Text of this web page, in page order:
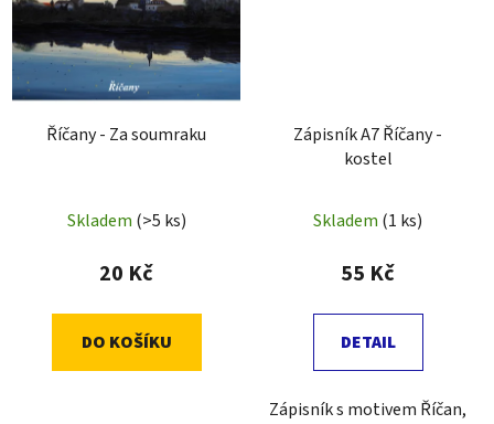
Říčany - Za soumraku
Skladem (>5 ks)
20 Kč
DO KOŠÍKU
Zápisník A7 Říčany -
kostel
Skladem (1 ks)
55 Kč
DETAIL
Zápisník s motivem Říčan,